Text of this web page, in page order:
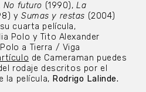
No futuro (1990),La
y Sumas y restas (2004)
cuarta película,
Polo y Tito Alexander
a Tierra / Viga
de Cameraman puedes
rodaje descritos por el
la película, Rodrigo Lalinde.